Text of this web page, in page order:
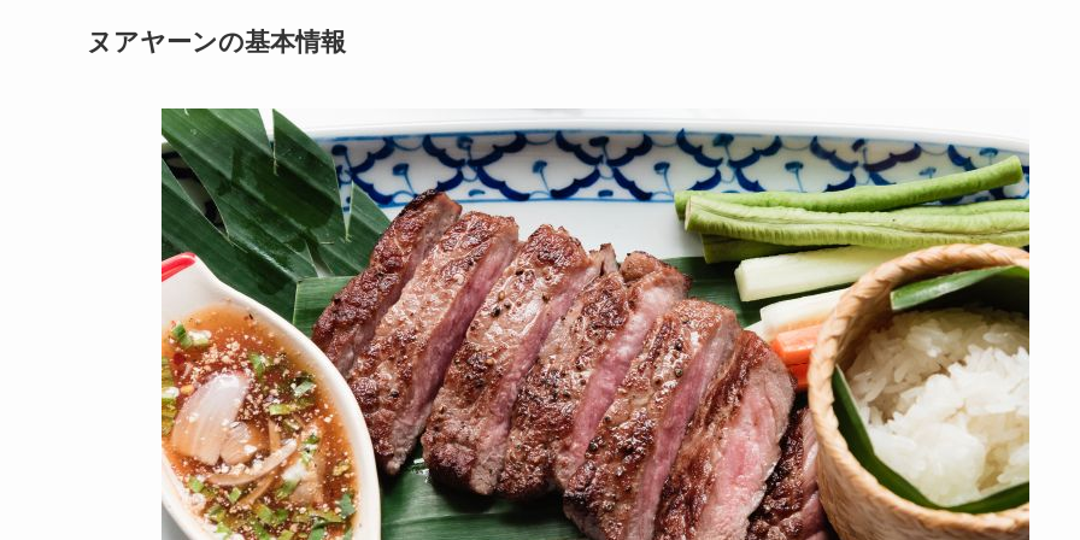
ヌアヤーンの基本情報